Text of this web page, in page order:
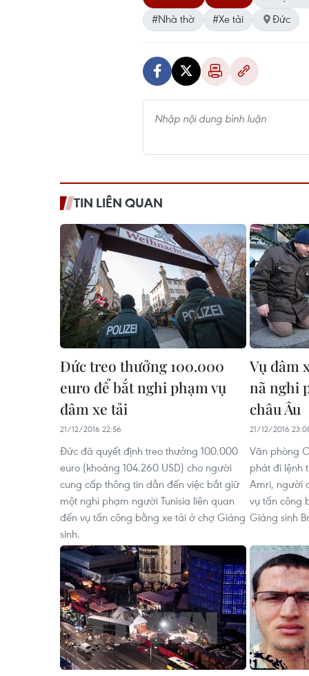
#Nhà thờ
#Xe tải Đức
TIN LIÊN QUAN
Đức treo thưởng 100.000
euro để bắt nghi phạm vụ
đâm xe tải
21/12/2016 22:56
Đức đã quyết định treo thưởng 100.000
euro (khoảng 104.260 USD) cho người
cung cấp thông tin dẫn đến việc bắt giữ
một nghi phạm người Tunisia liên quan
đến vụ tấn công bằng xe tải ở chợ Giáng
sinh.
Vụ đâm
nã nghi
châu Âu
21/12/2016
Văn phòng
phát đi lệnh
Amri, người
vụ tấn công
Giáng sinh